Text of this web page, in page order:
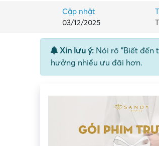
Cập nhật
03/12/2025
Xin lưu ý: Nói rõ "Biết đến
hưởng nhiều ưu đãi hơn.